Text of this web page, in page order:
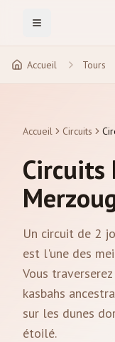
Toggle Menu
Accueil Tours
Accueil Circuits
Circuits
Un circuit de 2
est l'une des
Vous
kasbahs
sur les dunes
étoilé.